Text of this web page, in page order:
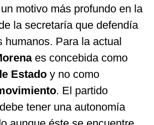
motivo más profundo en la
la secretaría que defendía
humanos. Para la actual
es concebida como
Estado y no como
. El partido
tener una autonomía